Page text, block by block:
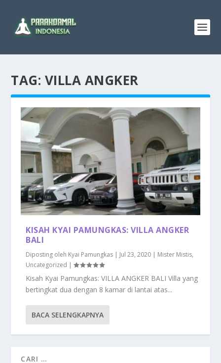
TAG: VILLA ANGKER
KISAH KYAI PAMUNGKAS: VILLA ANGKER
BALI
Diposting oleh Kyai Pamungkas | Jul 23, 2020 | Mister Mistis,
Uncategorized |
Kisah Kyai Pamungkas: VILLA ANGKER BALI Villa yang
bertingkat dua dengan 8 kamar di lantai atas...
BACA SELENGKAPNYA